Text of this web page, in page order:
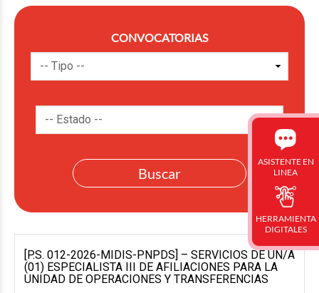
CONVOCATORIAS
[P.S. 012-2026-MIDIS-PNPDS] – SERVICIOS DE UN/A
(01) ESPECIALISTA III DE AFILIACIONES PARA LA
UNIDAD DE OPERACIONES Y TRANSFERENCIAS
ASISTENTE EN
LINEA
HERRAMIENTA
DIGITALES